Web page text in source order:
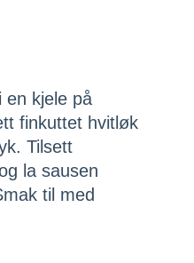
en kjele på
finkuttet hvitløk
Tilsett
la sausen
til med